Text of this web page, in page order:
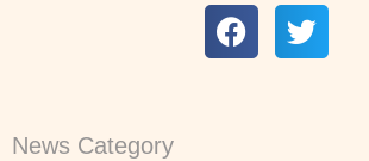
News Category